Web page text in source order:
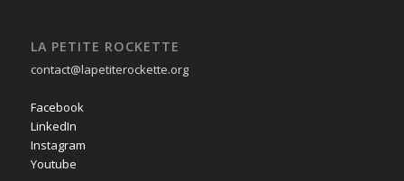
LA PETITE ROCKETTE
contact@lapetiterockette.org
Facebook
LinkedIn
Instagram
Youtube